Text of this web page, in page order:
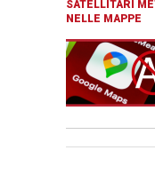
SATELLITARI
NELLE MAPPE